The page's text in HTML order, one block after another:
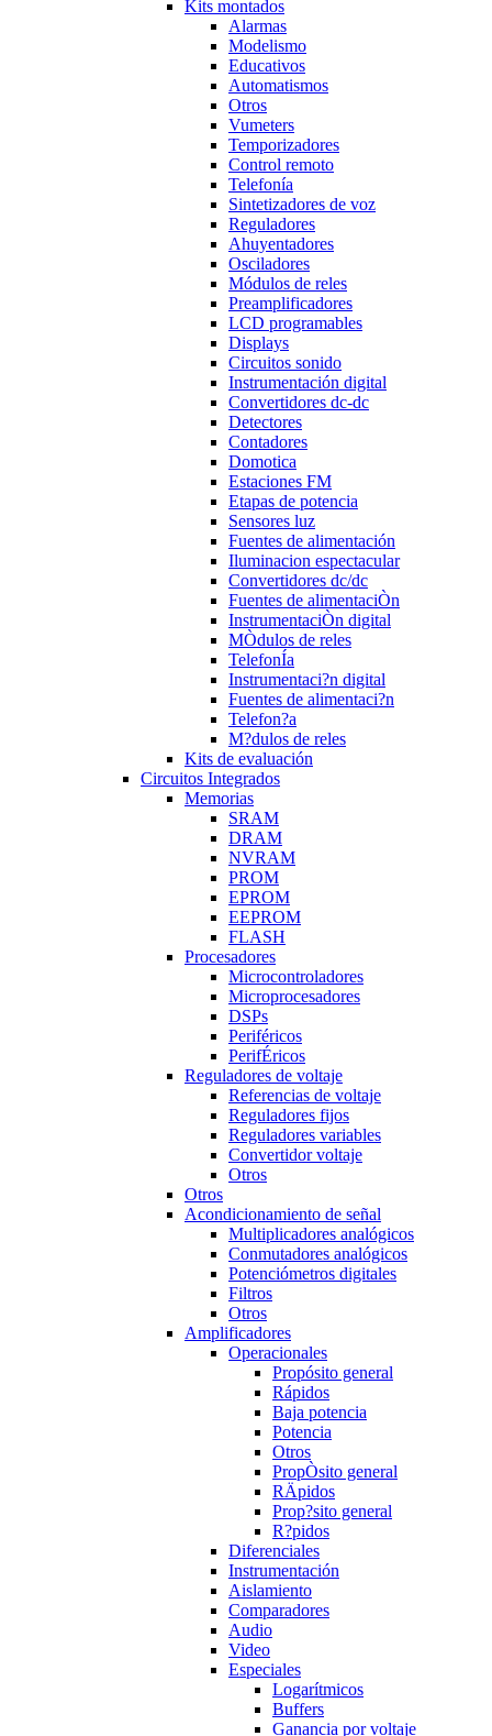
Kits montados
Alarmas
Modelismo
Educativos
Automatismos
Otros
Vumeters
Temporizadores
Control remoto
Telefonía
Sintetizadores de voz
Reguladores
Ahuyentadores
Osciladores
Módulos de reles
Preamplificadores
LCD programables
Displays
Circuitos sonido
Instrumentación digital
Convertidores dc-dc
Detectores
Contadores
Domotica
Estaciones FM
Etapas de potencia
Sensores luz
Fuentes de alimentación
Iluminacion espectacular
Convertidores dc/dc
Fuentes de alimentaciÒn
InstrumentaciÒn digital
MÒdulos de reles
TelefonÍa
Instrumentaci?n digital
Fuentes de alimentaci?n
Telefon?a
M?dulos de reles
Kits de evaluación
Circuitos Integrados
Memorias
SRAM
DRAM
NVRAM
PROM
EPROM
EEPROM
FLASH
Procesadores
Microcontroladores
Microprocesadores
DSPs
Periféricos
PerifÉricos
Reguladores de voltaje
Referencias de voltaje
Reguladores fijos
Reguladores variables
Convertidor voltaje
Otros
Otros
Acondicionamiento de señal
Multiplicadores analógicos
Conmutadores analógicos
Potenciómetros digitales
Filtros
Otros
Amplificadores
Operacionales
Propósito general
Rápidos
Baja potencia
Potencia
Otros
PropÒsito general
RÄpidos
Prop?sito general
R?pidos
Diferenciales
Instrumentación
Aislamiento
Comparadores
Audio
Video
Especiales
Logarítmicos
Buffers
Ganancia por voltaje